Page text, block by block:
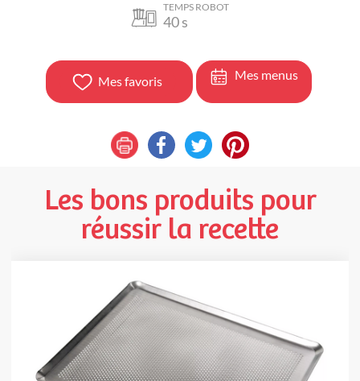
TEMPS ROBOT
40s
Mes favoris Mes menus
Les bons produits pour
réussir la recette